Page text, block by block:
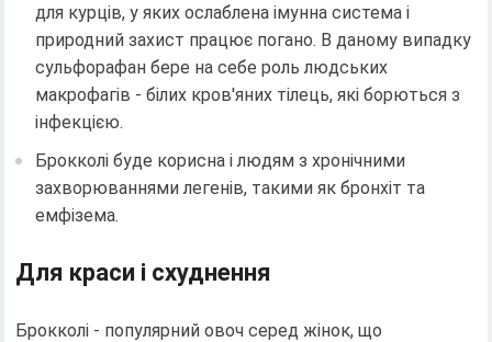
для курців, у яких ослаблена імунна система і
природний захист працює погано. В даному випадку
сульфорафан бере на себе роль людських
макрофагів - білих кров'яних тілець, які борються з
інфекцією.
Брокколі буде корисна і людям з хронічними
захворюваннями легенів, такими як бронхіт та
емфізема.
Для краси і схуднення
Брокколі - популярний овоч серед жінок, що